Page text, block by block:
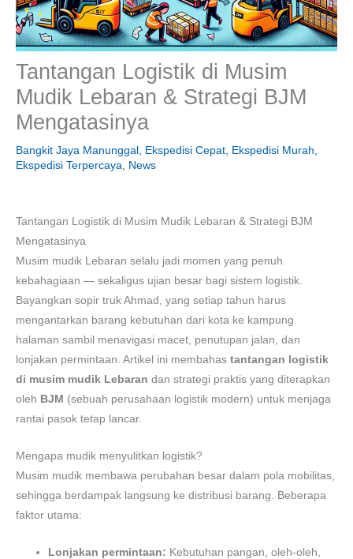
Tantangan Logistik di Musim
Mudik Lebaran & Strategi BJM
Mengatasinya
Bangkit Jaya Manunggal Ekspedisi Cepat Ekspedisi Murah
Ekspedisi Terpercaya
News
Tantangan Logistik di Musim Mudik Lebaran & Strategi BJM
Mengatasinya
Musim mudik Lebaran selalu jadi momen yang penuh
kebahagiaan — sekaligus ujian besar bagi sistem logistik.
Bayangkan sopir truk Ahmad, yang setiap tahun harus
mengantarkan barang kebutuhan dari kota ke kampung
halaman sambil menavigasi macet, penutupan jalan, dan
lonjakan permintaan. Artikel ini membahas tantangan logistik
di musim mudik Lebaran dan strategi praktis yang diterapkan
oleh BJM (sebuah perusahaan logistik modern) untuk menjaga
rantai pasok tetap lancar.
Mengapa mudik menyulitkan logistik?
Musim mudik membawa perubahan besar dalam pola mobilitas,
sehingga berdampak langsung ke distribusi barang. Beberapa
faktor utama:
Lonjakan permintaan: Kebutuhan pangan, oleh-oleh,